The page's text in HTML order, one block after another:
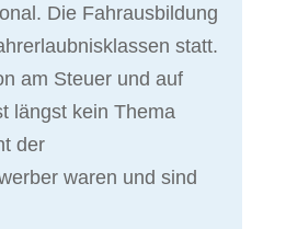
Die Fahrausbildung
statt.
am Steuer und auf
längst kein Thema
der
waren und sind